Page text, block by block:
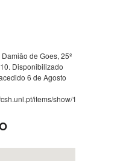
de Goes, 25º
Disponibilizado
6 de Agosto
items/show/1342